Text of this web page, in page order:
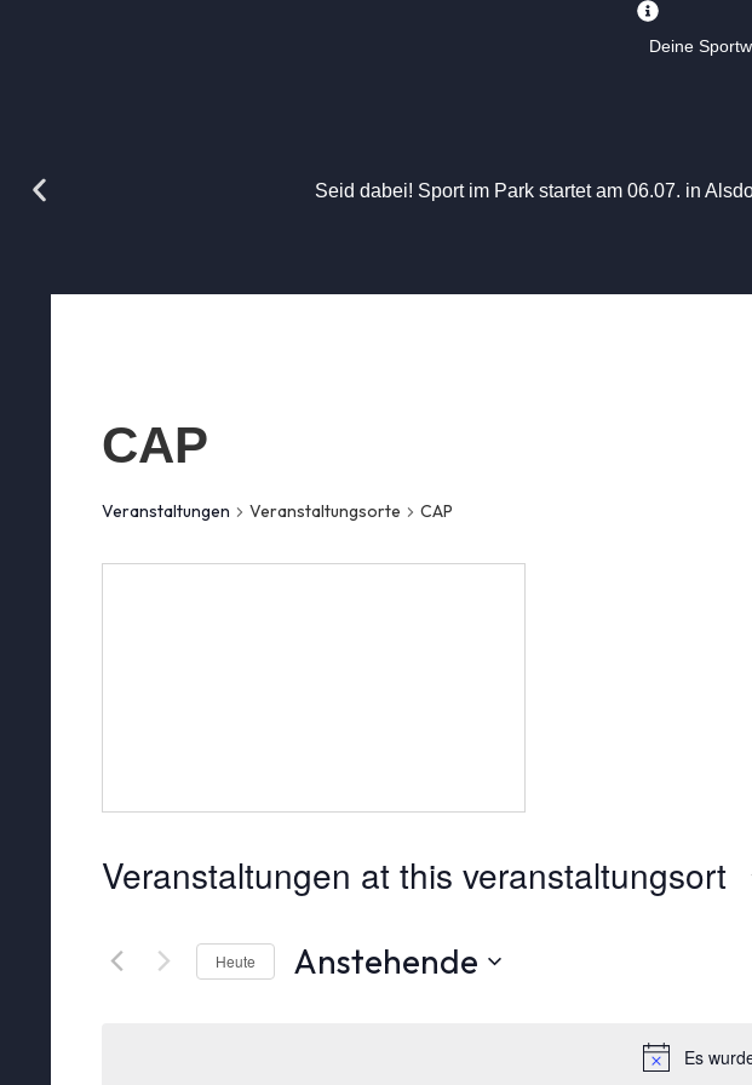
Deine
Seid dabei! Sport im Park startet am 06.07. in
Es
CAP
Veranstaltungen Veranstaltungsorte CAP
Veranstaltungen at this veranstaltungsort
Heute Anstehende